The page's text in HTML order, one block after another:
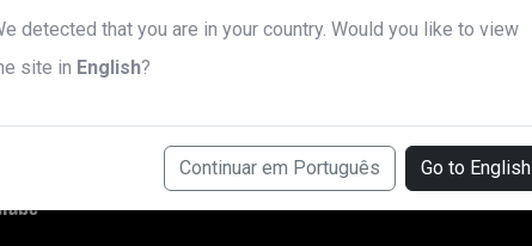
detected that you are in your country. Would you like to view
site in English?
Continuar em Português Go to English